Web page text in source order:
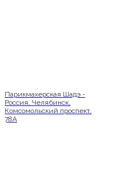
Парикмахерская Шадэ -
Россия, Челябинск,
Комсомольский проспект,
78А